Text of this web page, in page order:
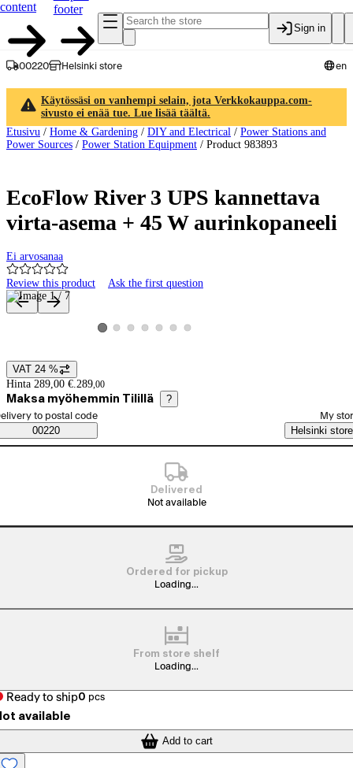
content
footer
Sign in
00220 Helsinki store en
Käytössäsi on vanhempi selain, jota Verkkokauppa.com-
sivusto ei enää tue. Lue lisää täältä.
Etusivu / Home & Gardening / DIY and Electrical / Power Stations and
Power Sources / Power Station Equipment / Product 983893
EcoFlow River 3 UPS kannettava
virta-asema + 45 W aurinkopaneeli
Ei arvosanaa
Review this product Ask the first question
Product images and videos
View product image 1
View product image 2
View product image 3
View product image 4
View product image 5
View product image 6
View product image 7
Price details
VAT 24 %
Hinta 289,00 €. 289,00
Maksa myöhemmin Tilillä ?
Saatavuustiedot
order method
to postal code
00220
My
Helsinki store
Delivered
Not available
Ordered for pickup
Loading...
From store shelf
Loading...
Ready to ship0 pcs
available
Add to cart